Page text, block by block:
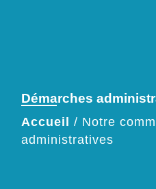
Démarches
Accueil / Notre
administratives